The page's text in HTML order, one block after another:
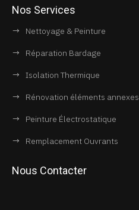
Nos Services
Nettoyage & Peinture
Réparation Bardage
Isolation Thermique
Rénovation éléments annexes
Peinture Électrostatique
Remplacement Ouvrants
Nous Contacter